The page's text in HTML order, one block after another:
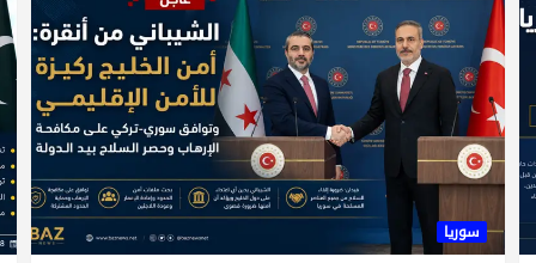
سوريا